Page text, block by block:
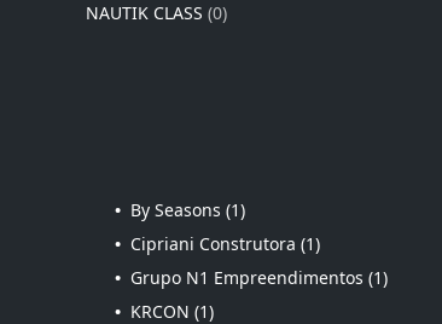
NAUTIK CLASS (0)
• By Seasons (1)
• Cipriani Construtora (1)
• Grupo N1 Empreendimentos (1)
• KRCON (1)